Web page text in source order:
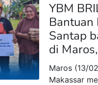
YBM
Bantuan
Santap
di
Maros (13/
Makassar